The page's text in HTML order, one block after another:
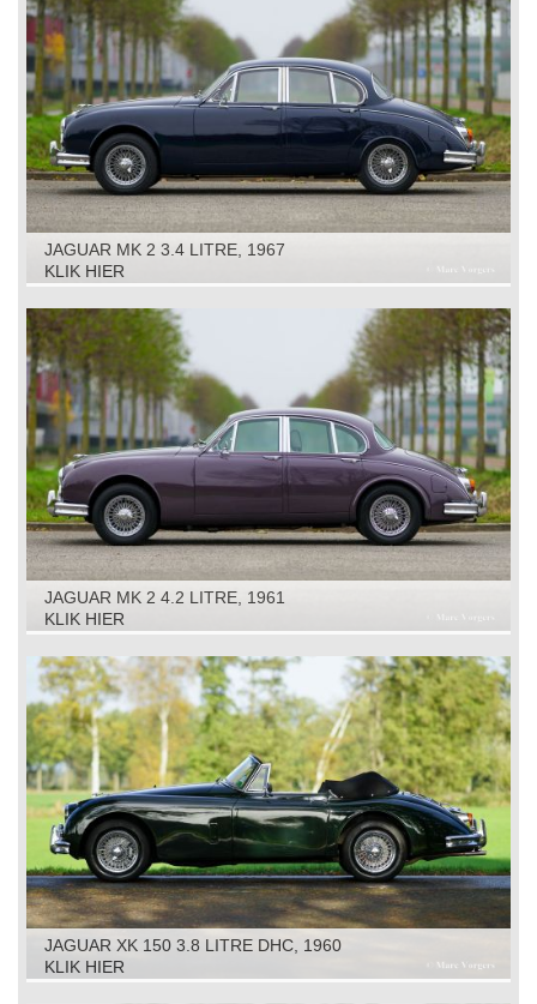
JAGUAR MK 2 3.4 LITRE, 1967
KLIK HIER
JAGUAR MK 2 4.2 LITRE, 1961
KLIK HIER
JAGUAR XK 150 3.8 LITRE DHC, 1960
KLIK HIER